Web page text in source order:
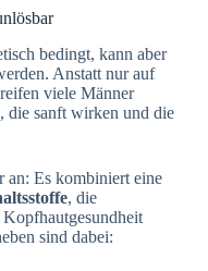
bedingt, kann aber
Anstatt nur auf
viele Männer
, die sanft wirken und die
an: Es kombiniert eine
, die
sind dabei: